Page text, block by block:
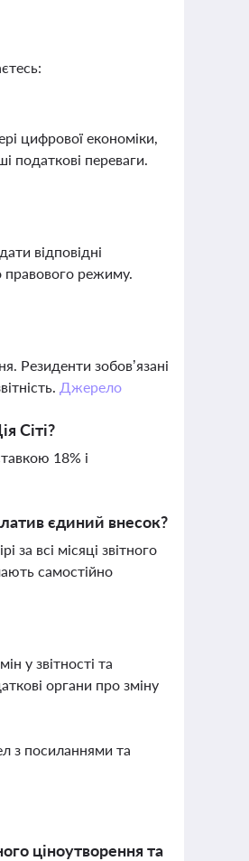
цифрової економіки,
податкові переваги.
відповідні
правового режиму.
Резиденти зобов’язані
Джерело
Сіті?
18% і
єдиний внесок?
всі місяці звітного
самостійно
у звітності та
органи про зміну
з посиланнями та
ціноутворення та